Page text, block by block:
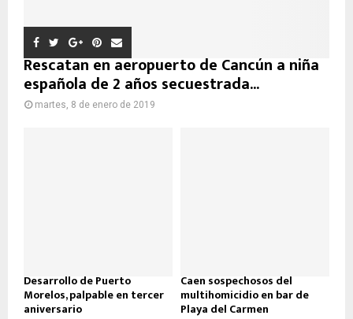
Rescatan en aeropuerto de Cancún a niña
española de 2 años secuestrada...
martes, 8 de enero de 2019
Desarrollo de Puerto
Morelos, palpable en tercer
aniversario
Caen sospechosos del
multihomicidio en bar de
Playa del Carmen